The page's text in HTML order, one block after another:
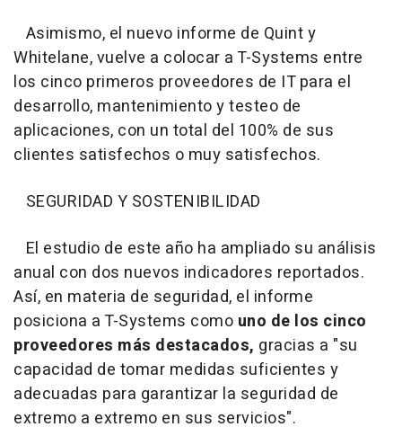
Asimismo, el nuevo informe de Quint y
Whitelane, vuelve a colocar a T-Systems entre
los cinco primeros proveedores de IT para el
desarrollo, mantenimiento y testeo de
aplicaciones, con un total del 100% de sus
clientes satisfechos o muy satisfechos.
SEGURIDAD Y SOSTENIBILIDAD
El estudio de este año ha ampliado su análisis
anual con dos nuevos indicadores reportados.
Así, en materia de seguridad, el informe
posiciona a T-Systems como uno de los cinco
proveedores más destacados, gracias a "su
capacidad de tomar medidas suficientes y
adecuadas para garantizar la seguridad de
extremo a extremo en sus servicios".